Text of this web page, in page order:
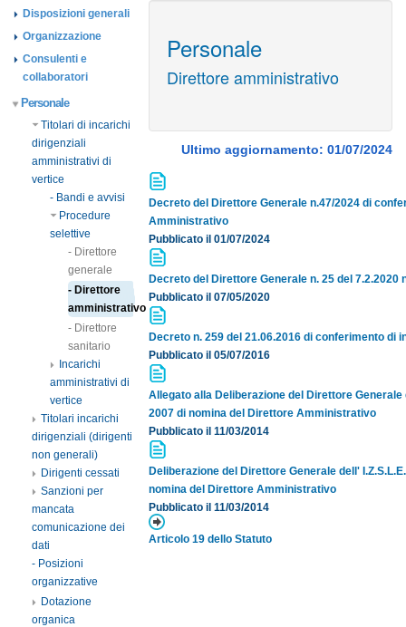
Disposizioni generali
Organizzazione
Consulenti e
collaboratori
Personale
Titolari di incarichi
dirigenziali
amministrativi di
vertice
- Bandi e avvisi
Procedure
selettive
- Direttore
generale
- Direttore
amministrativo
- Direttore
sanitario
Incarichi
amministrativi di
vertice
Titolari incarichi
dirigenziali (dirigenti
non generali)
Dirigenti cessati
Sanzioni per
mancata
comunicazione dei
dati
- Posizioni
organizzative
Dotazione
organica
Personale
Direttore amministrativo
Ultimo aggiornamento: 01/07/2024
Decreto del Direttore Generale n.47/2024 di
Amministrativo
Pubblicato il 01/07/2024
Decreto del Direttore Generale n. 25 del
Pubblicato il 07/05/2020
Decreto n. 259 del 21.06.2016 di conferimento
Pubblicato il 05/07/2016
Allegato alla Deliberazione del Direttore Generale
2007 di nomina del Direttore Amministrativo
Pubblicato il 11/03/2014
Deliberazione del Direttore Generale dell'
nomina del Direttore Amministrativo
Pubblicato il 11/03/2014
Articolo 19 dello Statuto